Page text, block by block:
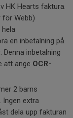
HK Hearts faktura.
för Webb)
en inbetalning på
Denna inbetalning
att ange OCR-
2 barns
extra
dela upp fakturan